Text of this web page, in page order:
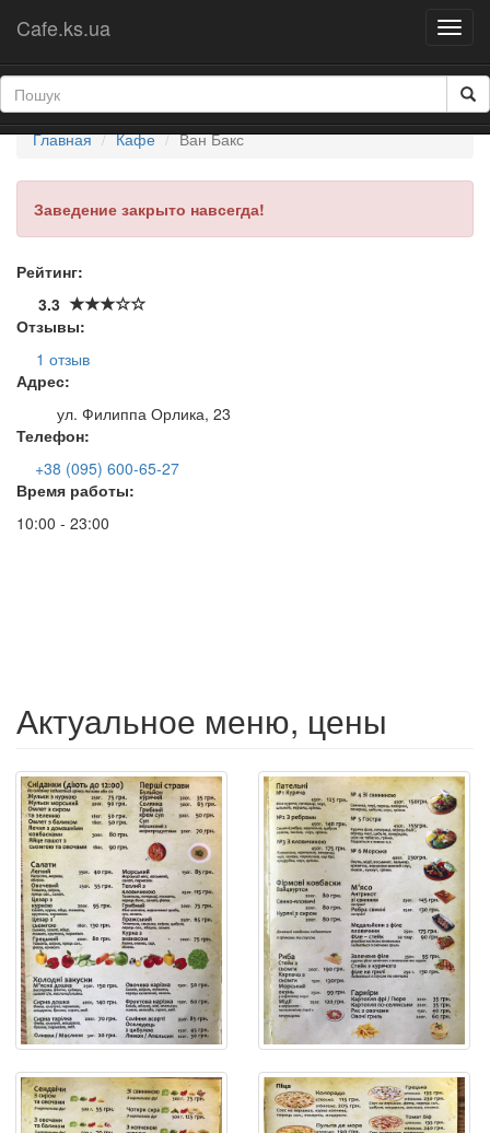
Cafe.ks.ua
Ван Бакс
Главная Кафе Ван Бакс
Заведение закрыто навсегда!
Рейтинг:
3.3
Отзывы:
1 отзыв
Адрес:
ул. Филиппа Орлика, 23
Телефон:
+38 (095) 600-65-27
Время работы:
10:00 - 23:00
Актуальное меню, цены